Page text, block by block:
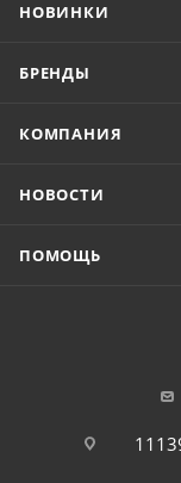
НОВИНКИ
БРЕНДЫ
КОМПАНИЯ
НОВОСТИ
ПОМОЩЬ